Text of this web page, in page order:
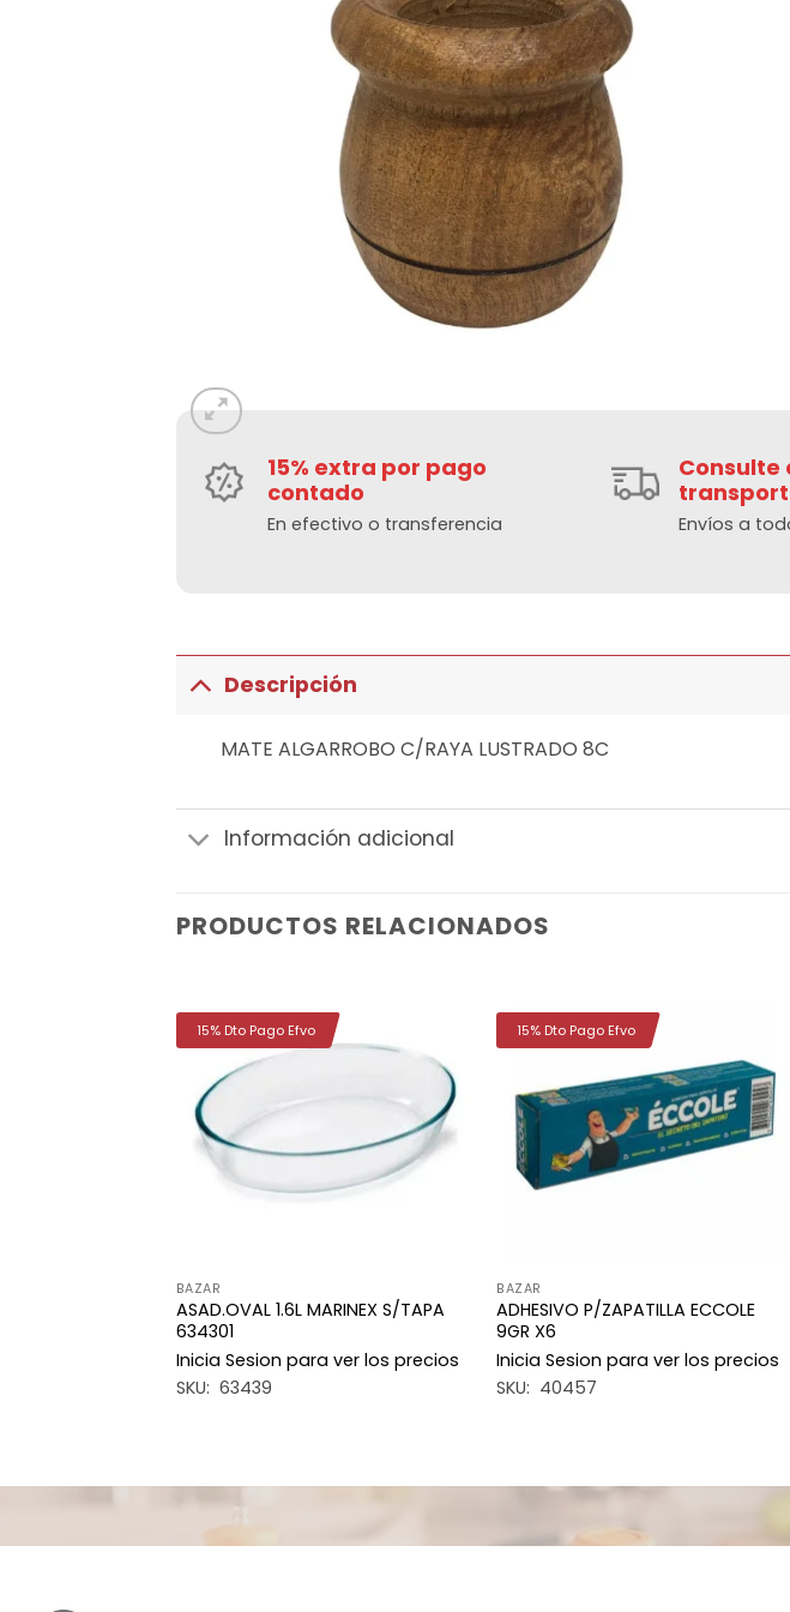
15% extra por pago
contado
En efectivo o transferencia
Consulte
Envíos a
Descripción
MATE ALGARROBO C/RAYA LUSTRADO 8C
Información adicional
PRODUCTOS RELACIONADOS
a la
lista de
deseos
BAZAR
ASAD.OVAL 1.6L MARINEX S/TAPA
634301
Inicia Sesion para ver los precios
SKU: 63439
15% Dto Pago Efvo
lista de
deseos
BAZAR
ADHESIVO P/ZAPATILLA ECCOLE
9GR X6
Inicia Sesion para ver los precios
SKU: 40457
15% Dto Pago Efvo